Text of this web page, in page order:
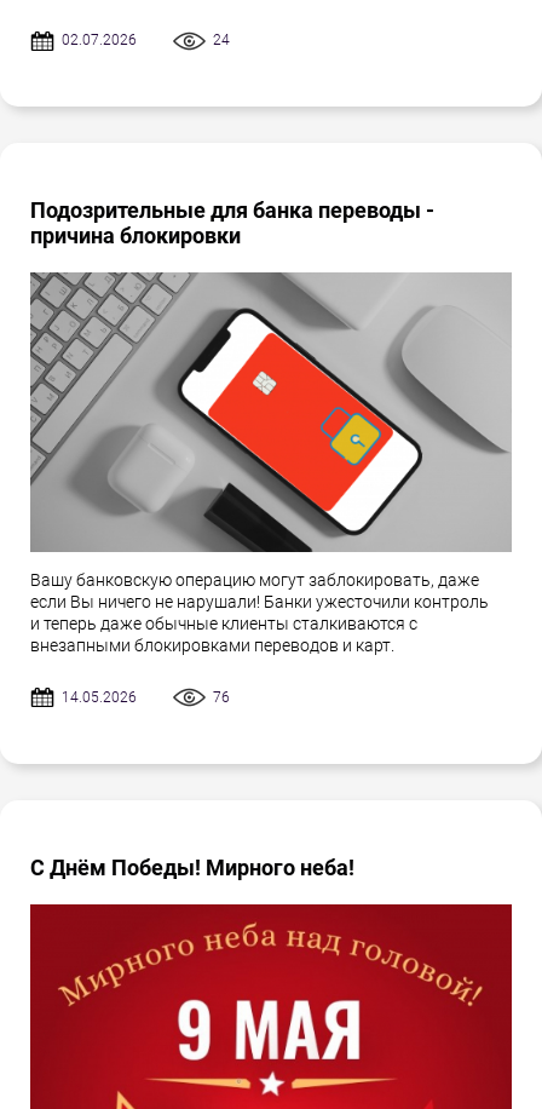
02.07.2026 24
Подозрительные для банка переводы -
причина блокировки
Вашу банковскую операцию могут заблокировать, даже
если Вы ничего не нарушали! Банки ужесточили контроль
и теперь даже обычные клиенты сталкиваются с
внезапными блокировками переводов и карт.
14.05.2026 76
С Днём Победы! Мирного неба!